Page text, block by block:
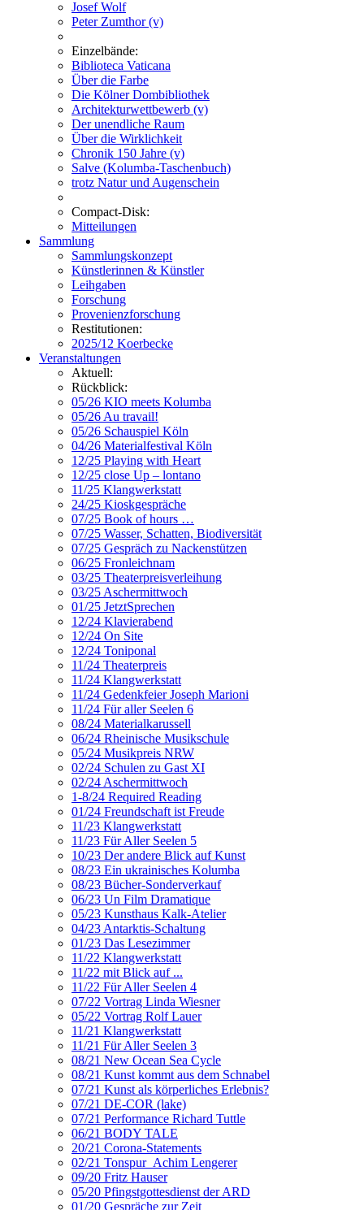
Josef Wolf
Peter Zumthor (v)
Einzelbände:
Biblioteca Vaticana
Über die Farbe
Die Kölner Dombibliothek
Architekturwettbewerb (v)
Der unendliche Raum
Über die Wirklichkeit
Chronik 150 Jahre (v)
Salve (Kolumba-Taschenbuch)
trotz Natur und Augenschein
Compact-Disk:
Mitteilungen
Sammlung
Sammlungskonzept
Künstlerinnen & Künstler
Leihgaben
Forschung
Provenienzforschung
Restitutionen:
2025/12 Koerbecke
Veranstaltungen
Aktuell:
Rückblick:
05/26 KIO meets Kolumba
05/26 Au travail!
05/26 Schauspiel Köln
04/26 Materialfestival Köln
12/25 Playing with Heart
12/25 close Up – lontano
11/25 Klangwerkstatt
24/25 Kioskgespräche
07/25 Book of hours …
07/25 Wasser, Schatten, Biodiversität
07/25 Gespräch zu Nackenstützen
06/25 Fronleichnam
03/25 Theaterpreisverleihung
03/25 Aschermittwoch
01/25 JetztSprechen
12/24 Klavierabend
12/24 On Site
12/24 Toniponal
11/24 Theaterpreis
11/24 Klangwerkstatt
11/24 Gedenkfeier Joseph Marioni
11/24 Für aller Seelen 6
08/24 Materialkarussell
06/24 Rheinische Musikschule
05/24 Musikpreis NRW
02/24 Schulen zu Gast XI
02/24 Aschermittwoch
1-8/24 Required Reading
01/24 Freundschaft ist Freude
11/23 Klangwerkstatt
11/23 Für Aller Seelen 5
10/23 Der andere Blick auf Kunst
08/23 Ein ukrainisches Kolumba
08/23 Bücher-Sonderverkauf
06/23 Un Film Dramatique
05/23 Kunsthaus Kalk-Atelier
04/23 Antarktis-Schaltung
01/23 Das Lesezimmer
11/22 Klangwerkstatt
11/22 mit Blick auf ...
11/22 Für Aller Seelen 4
07/22 Vortrag Linda Wiesner
05/22 Vortrag Rolf Lauer
11/21 Klangwerkstatt
11/21 Für Aller Seelen 3
08/21 New Ocean Sea Cycle
08/21 Kunst kommt aus dem Schnabel
07/21 Kunst als körperliches Erlebnis?
07/21 DE-COR (lake)
07/21 Performance Richard Tuttle
06/21 BODY TALE
20/21 Corona-Statements
02/21 Tonspur_Achim Lengerer
09/20 Fritz Hauser
05/20 Pfingstgottesdienst der ARD
01/20 Gespräche zur Zeit